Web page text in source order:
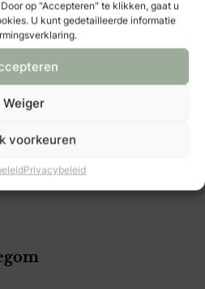
op "Accepteren" te klikken, gaat u
U kunt gedetailleerde informatie
Weiger
voorkeuren
Privacybeleid
er?
huwelijkscadeau?